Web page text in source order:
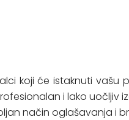
koji će istaknuti
i lako uočljiv
način oglašavanja i